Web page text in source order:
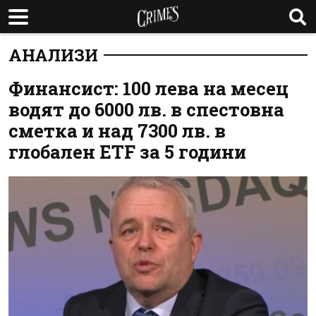
АНАЛИЗИ
Финансист: 100 лева на месец
водят до 6000 лв. в спестовна
сметка и над 7300 лв. в
глобален ETF за 5 години